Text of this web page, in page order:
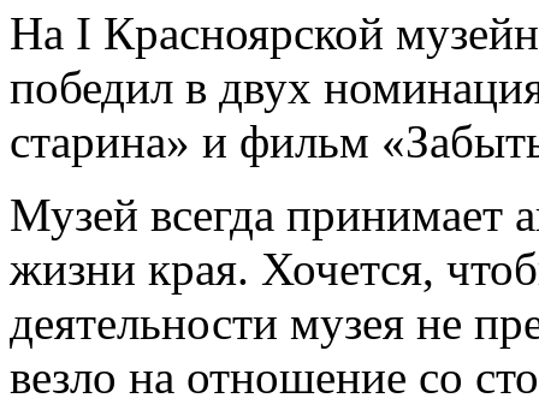
На I Красноярской
победил в двух
старина» и фильм
Музей всегда принимает
жизни края. Хочется,
деятельности музея не
везло на отношение со